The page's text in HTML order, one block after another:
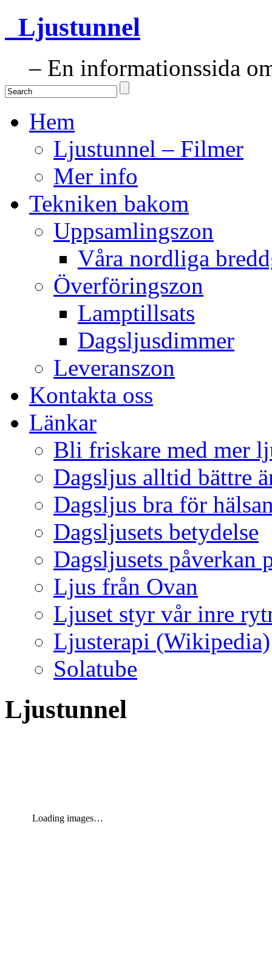
Ljustunnel
– En informationssida
Hem
Ljustunnel – Filmer
Mer info
Tekniken bakom
Uppsamlingszon
Våra nordliga
Överföringszon
Lamptillsats
Dagsljusdimmer
Leveranszon
Kontakta oss
Länkar
Bli friskare med mer
Dagsljus alltid bättre
Dagsljus bra för
Dagsljusets betydelse
Dagsljusets påverkan
Ljus från Ovan
Ljuset styr vår inre
Ljusterapi (Wikipedia)
Solatube
Ljustunnel
Loading images…